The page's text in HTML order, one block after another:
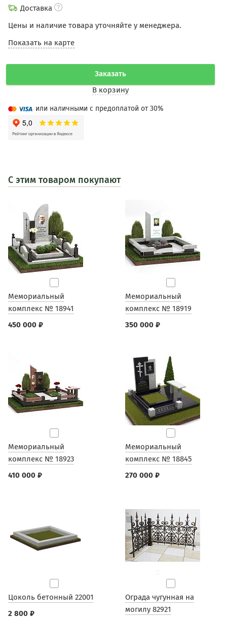
Доставка
Цены и наличие товара уточняйте у менеджера.
Показать на карте
Заказать
В корзину
или наличными с предоплатой от 30%
С этим товаром покупают
Мемориальный
комплекс № 18941
450 000 ₽
Мемориальный
комплекс № 18919
350 000 ₽
Мемориальный
комплекс № 18923
410 000 ₽
Мемориальный
комплекс № 18845
270 000 ₽
Цоколь бетонный 22001
2 800 ₽
Ограда чугунная на
могилу 82921